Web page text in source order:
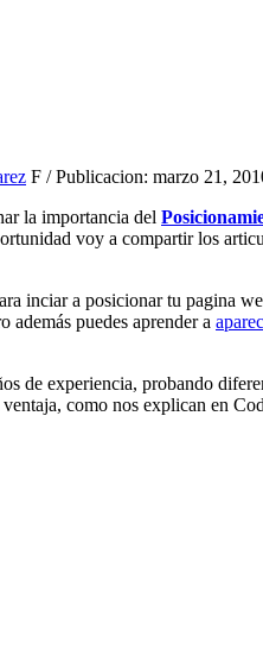
F / Publicacion: marzo 21,
la importancia del
voy a compartir los
inciar a posicionar tu pagina
además puedes aprender a
de experiencia, probando
como nos explican en